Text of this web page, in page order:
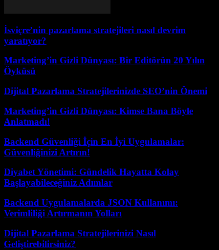
İsviçre’nin pazarlama stratejileri nasıl devrim
yaratıyor?
Marketing’in Gizli Dünyası: Bir Editörün 20 Yılın
Öyküsü
Dijital Pazarlama Stratejilerinizde SEO’nin Önemi
Marketing’in Gizli Dünyası: Kimse Bana Böyle
Anlatmadı!
Backend Güvenliği İçin En İyi Uygulamalar:
Güvenliğinizi Artırın!
Diyabet Yönetimi: Gündelik Hayatta Kolay
Başlayabileceğiniz Adımlar
Backend Uygulamalarda JSON Kullanımı:
Verimliliği Artırmanın Yolları
Dijital Pazarlama Stratejilerinizi Nasıl
Geliştirebilirsiniz?